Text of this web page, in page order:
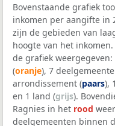
Bovenstaande grafiek
inkomen per aangifte in
zijn de gebieden van
hoogte van het
de grafiek
(oranje), 7
arrondissement (paars),
en 1 land (grijs).
Ragnies in het rood
deelgemeenten binnen